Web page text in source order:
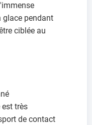
glace pendant
ciblée au
est très
de contact